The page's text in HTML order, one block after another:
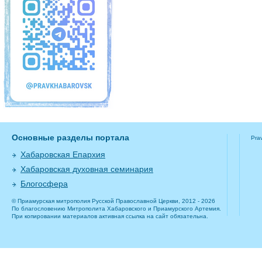
Основные разделы портала
Хабаровская Епархия
Хабаровская духовная семинария
Блогосфера
© Приамурская митрополия Русской Православной Церкви, 2012 - 2026
По благословению Митрополита Хабаровского и Приамурского Артемия.
При копировании материалов активная ссылка на сайт обязательна.